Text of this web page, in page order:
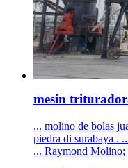
mesin
... molino de bolas
piedra di surabaya .
... Raymond Molino;